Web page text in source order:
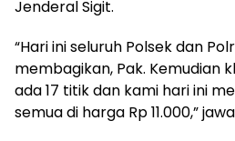
Jenderal Sigit.
“Hari ini seluruh Polsek dan
membagikan, Pak. Kemudian
ada 17 titik dan kami hari ini
semua di harga Rp 11.000,”